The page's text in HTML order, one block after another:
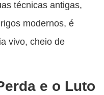
técnicas antigas,
modernos, é
vivo, cheio de
e o Luto